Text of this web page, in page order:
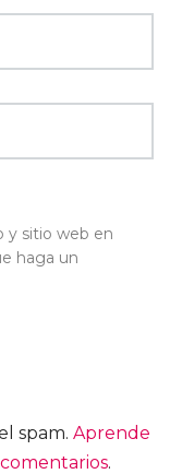
y sitio web en
haga un
spam. Aprende
.